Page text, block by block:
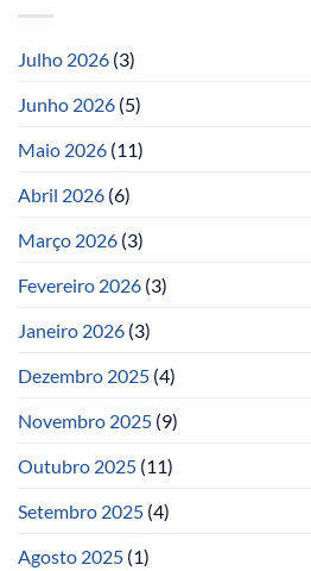
Julho 2026 (3)
Junho 2026 (5)
Maio 2026 (11)
Abril 2026 (6)
Março 2026 (3)
Fevereiro 2026 (3)
Janeiro 2026 (3)
Dezembro 2025 (4)
Novembro 2025 (9)
Outubro 2025 (11)
Setembro 2025 (4)
Agosto 2025 (1)